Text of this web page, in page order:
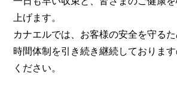
上げます。
カナエルでは、お客様の安全を守る
時間体制を引き続き継続しておりま
ください。